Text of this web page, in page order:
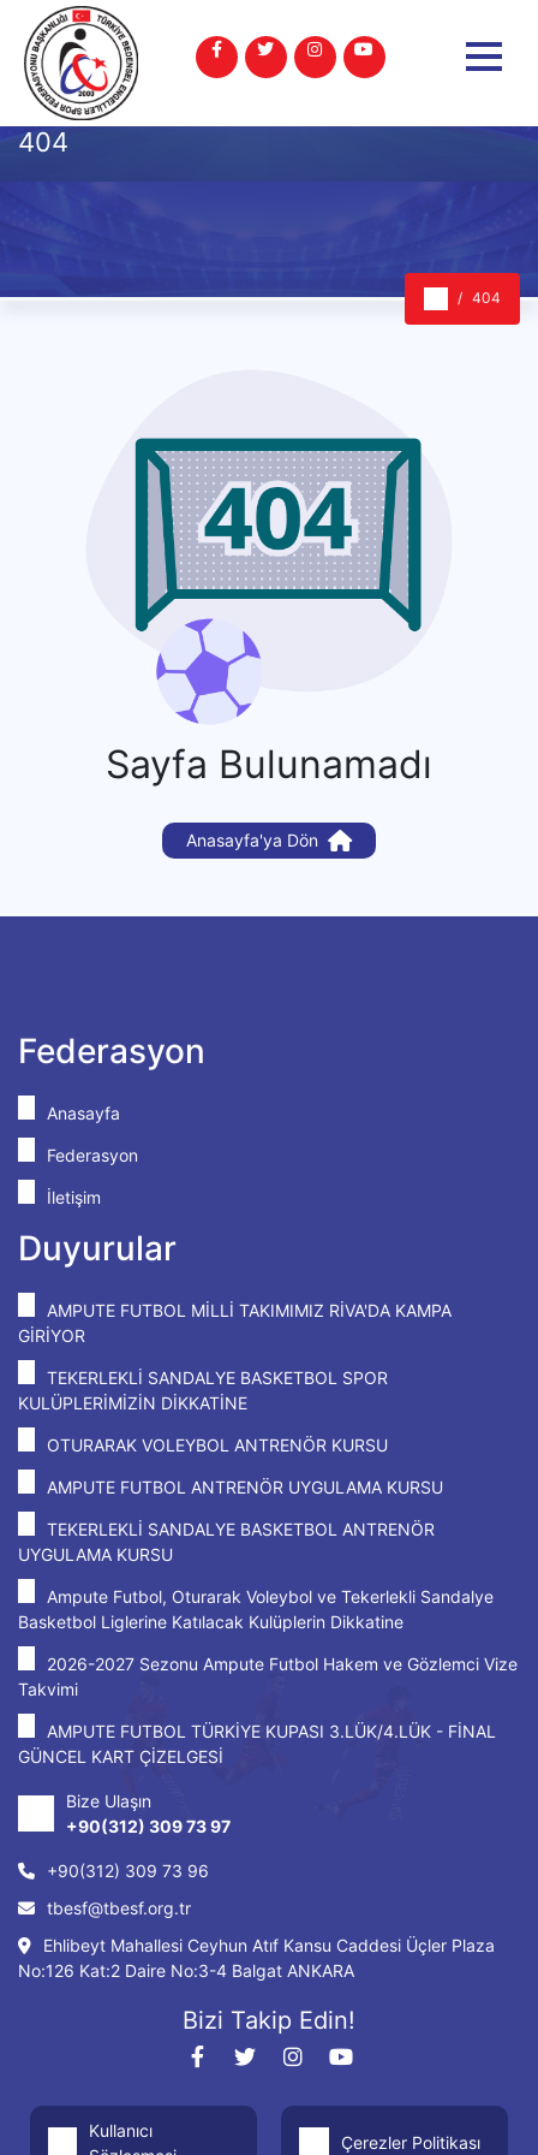
404
404
Sayfa Bulunamadı
Anasayfa'ya Dön
Federasyon
Anasayfa
Federasyon
İletişim
Duyurular
AMPUTE FUTBOL MİLLİ TAKIMIMIZ RİVA'DA KAMPA
GİRİYOR
TEKERLEKLİ SANDALYE BASKETBOL SPOR
KULÜPLERİMİZİN DİKKATİNE
OTURARAK VOLEYBOL ANTRENÖR KURSU
AMPUTE FUTBOL ANTRENÖR UYGULAMA KURSU
TEKERLEKLİ SANDALYE BASKETBOL ANTRENÖR
UYGULAMA KURSU
Ampute Futbol, Oturarak Voleybol ve Tekerlekli Sandalye
Basketbol Liglerine Katılacak Kulüplerin Dikkatine
2026-2027 Sezonu Ampute Futbol Hakem ve Gözlemci Vize
Takvimi
AMPUTE FUTBOL TÜRKİYE KUPASI 3.LÜK/4.LÜK - FİNAL
GÜNCEL KART ÇİZELGESİ
Bize Ulaşın
+90(312) 309 73 97
+90(312) 309 73 96
tbesf@tbesf.org.tr
Ehlibeyt Mahallesi Ceyhun Atıf Kansu Caddesi Üçler Plaza
No:126 Kat:2 Daire No:3-4 Balgat ANKARA
Bizi Takip Edin!
Kullanıcı
Çerezler Politikası